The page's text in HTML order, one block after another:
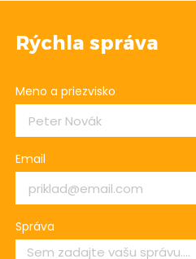
Rýchla správa
Meno a priezvisko
Email
Správa